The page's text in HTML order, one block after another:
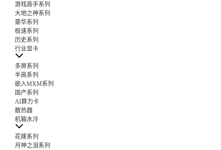
游戏高手系列
大地之神系列
豪华系列
极速系列
历史系列
行业显卡
多屏系列
半高系列
嵌入MXM系列
国产系列
AI算力卡
散热器
机箱水冷
花嫁系列
月神之泪系列